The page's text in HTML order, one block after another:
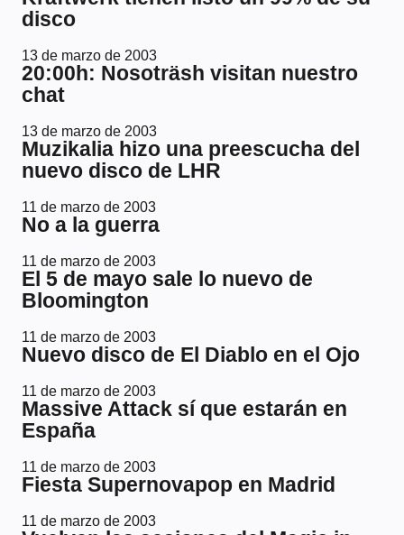
disco
13 de marzo de 2003
20:00h: Nosoträsh visitan nuestro
chat
13 de marzo de 2003
Muzikalia hizo una preescucha del
nuevo disco de LHR
11 de marzo de 2003
No a la guerra
11 de marzo de 2003
El 5 de mayo sale lo nuevo de
Bloomington
11 de marzo de 2003
Nuevo disco de El Diablo en el Ojo
11 de marzo de 2003
Massive Attack sí que estarán en
España
11 de marzo de 2003
Fiesta Supernovapop en Madrid
11 de marzo de 2003